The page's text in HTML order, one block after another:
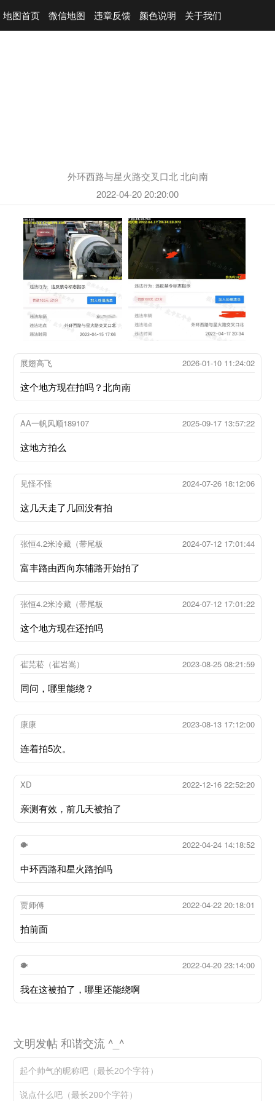
地图首页 微信地图 违章反馈 颜色说明 关于我们
外环西路与星火路交叉口北 北向南
2022-04-20 20:20:00
展翅高飞 2026-01-10 11:24:02
这个地方现在拍吗？北向南
AA一帆风顺189107 2025-09-17 13:57:22
这地方拍么
见怪不怪 2024-07-26 18:12:06
这几天走了几回没有拍
张恒4.2米冷藏（带尾板 2024-07-12 17:01:44
富丰路由西向东辅路开始拍了
张恒4.2米冷藏（带尾板 2024-07-12 17:01:22
这个地方现在还拍吗
崔芫菘（崔岩嵩） 2023-08-25 08:21:59
同问，哪里能绕？
康康 2023-08-13 17:12:00
连着拍5次。
XD 2022-12-16 22:52:20
亲测有效，前几天被拍了
🐡 2022-04-24 14:18:52
中环西路和星火路拍吗
贾师傅 2022-04-22 20:18:01
拍前面
🐡 2022-04-20 23:14:00
我在这被拍了，哪里还能绕啊
文明发帖 和谐交流 ^_^